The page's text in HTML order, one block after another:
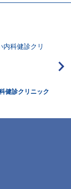
健診クリニック